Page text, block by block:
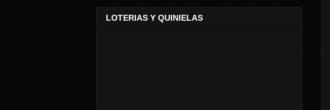
LOTERIAS Y QUINIELAS